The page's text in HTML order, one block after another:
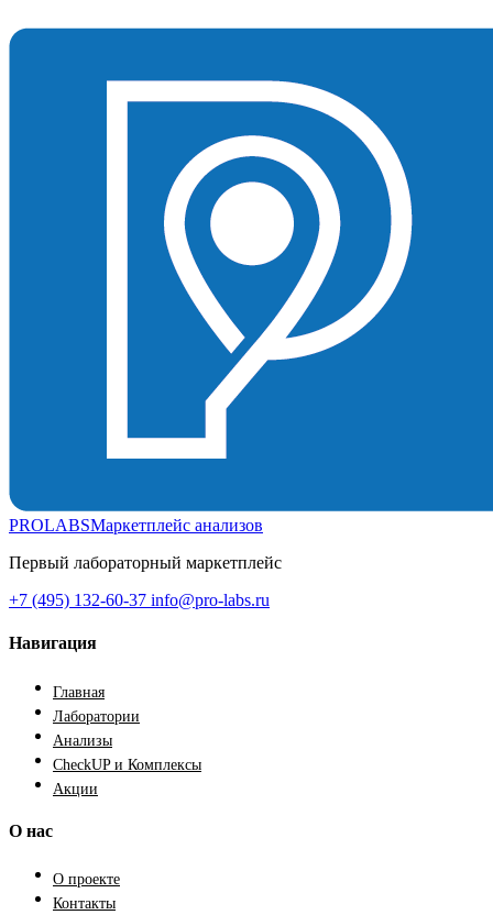
PROLABSМаркетплейс анализов
Первый лабораторный маркетплейс
+7 (495) 132-60-37 info@pro-labs.ru
Навигация
Главная
Лаборатории
Анализы
CheckUP и Комплексы
Акции
О нас
О проекте
Контакты